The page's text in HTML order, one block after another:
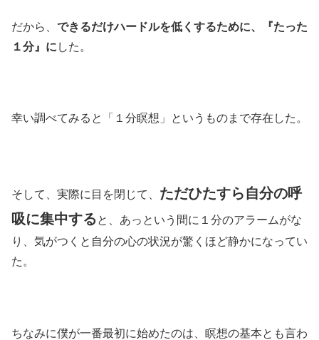
だから、 できるだけハードルを低くするために、『たった
１分』に した。
幸い調べてみると「１分瞑想」というものまで存在した。
そして、実際に目を閉じて、 ただひたすら自分の呼
吸に集中する と、あっという間に１分のアラームがな
り、気がつくと自分の心の状況が驚くほど静かになってい
た。
ちなみに僕が一番最初に始めたのは、瞑想の基本とも言わ